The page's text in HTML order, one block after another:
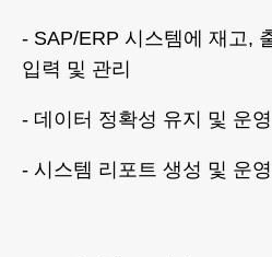
- SAP/ERP 시스템에 재고,
입력 및 관리
- 데이터 정확성 유지 및 운
- 시스템 리포트 생성 및 운